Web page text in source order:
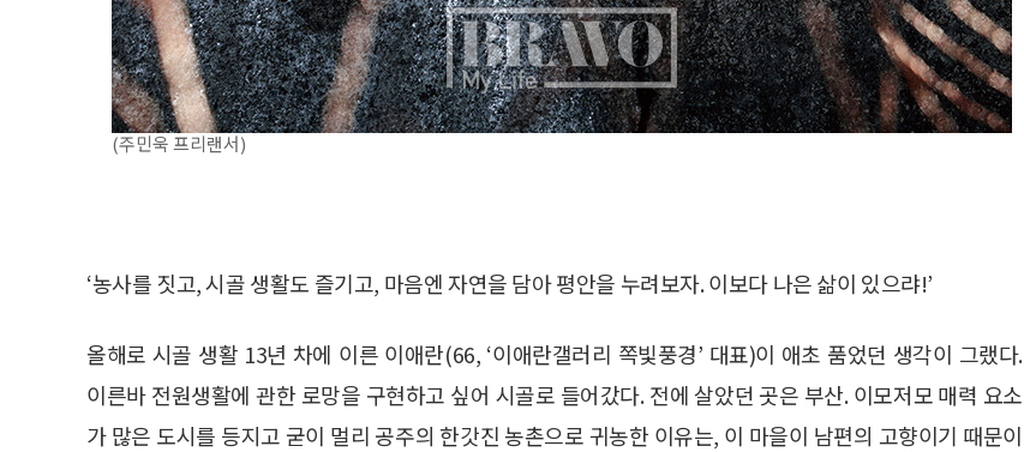
(주민욱 프리랜서)
‘농사를 짓고, 시골 생활도 즐기고, 마음엔 자연을 담아 평안을 누려보자. 이보다 나은 삶이 있으랴!’
올해로 시골 생활 13년 차에 이른 이애란(66, ‘이애란갤러리 쪽빛풍경’ 대표)이 애초 품었던 생각이 그랬다.
이른바 전원생활에 관한 로망을 구현하고 싶어 시골로 들어갔다. 전에 살았던 곳은 부산. 이모저모 매력 요소
가 많은 도시를 등지고 굳이 멀리 공주의 한갓진 농촌으로 귀농한 이유는, 이 마을이 남편의 고향이기 때문이